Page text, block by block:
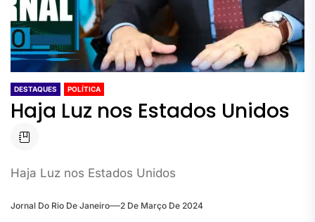
DESTAQUES POLÍTICA
Haja Luz nos Estados Unidos
Haja Luz nos Estados Unidos
Jornal Do Rio De Janeiro 2 De Março De 2024